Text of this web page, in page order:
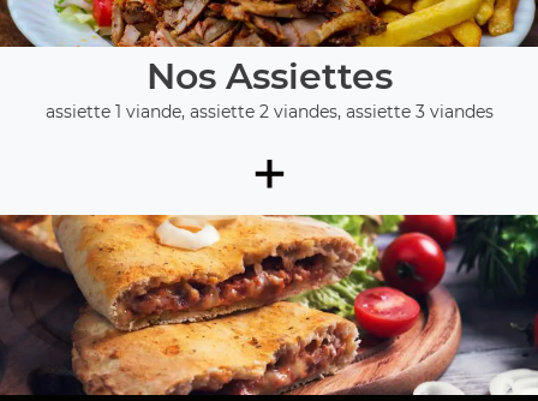
Nos Assiettes
assiette 1 viande, assiette 2 viandes, assiette 3 viandes
+